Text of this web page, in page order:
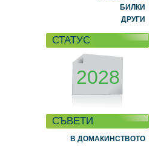
БИЛКИ
ДРУГИ
СТАТУС
2028
СЪВЕТИ
В ДОМАКИНСТВОТО